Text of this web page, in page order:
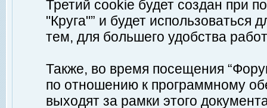
Третий cookie будет создан при
"Круга"” и будет
тем, для большего удобства
Также, во время посещения
по отношению к программному
выходят за рамки этого